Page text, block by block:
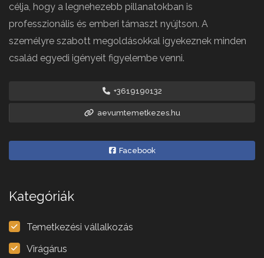
célja, hogy a legnehezebb pillanatokban is
professzionális és emberi támaszt nyújtson. A
személyre szabott megoldásokkal igyekeznek minden
család egyedi igényeit figyelembe venni.
+3619190132
aevumtemetkezes.hu
Facebook
Kategóriák
Temetkezési vállalkozás
Virágárus